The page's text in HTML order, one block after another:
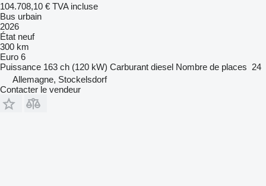
104.708,10 € TVA incluse
Bus urbain
2026
État neuf
300 km
Euro 6
Puissance 163 ch (120 kW) Carburant diesel Nombre de places 24
Allemagne, Stockelsdorf
Contacter le vendeur